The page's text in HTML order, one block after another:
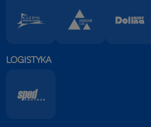
LOGISTYKA